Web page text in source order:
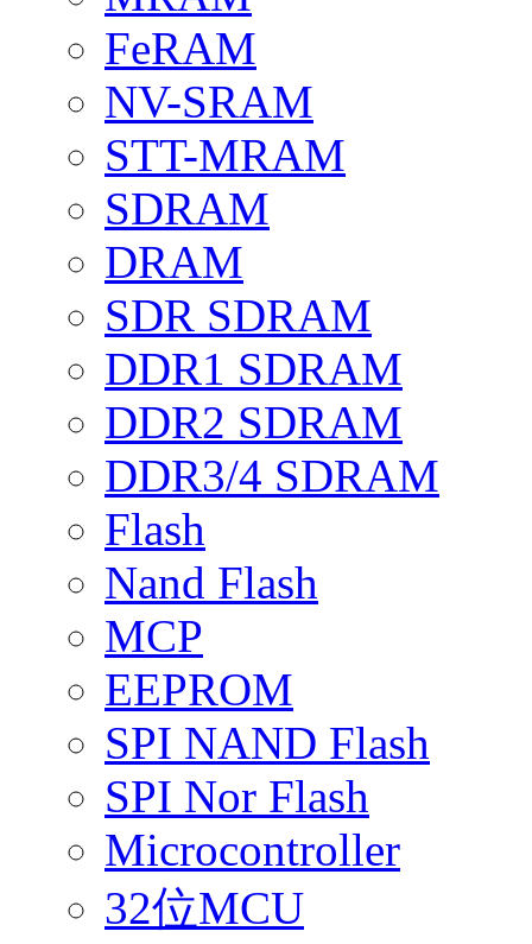
FeRAM
NV-SRAM
STT-MRAM
SDRAM
DRAM
SDR SDRAM
DDR1 SDRAM
DDR2 SDRAM
DDR3/4 SDRAM
Flash
Nand Flash
MCP
EEPROM
SPI NAND Flash
SPI Nor Flash
Microcontroller
32位MCU